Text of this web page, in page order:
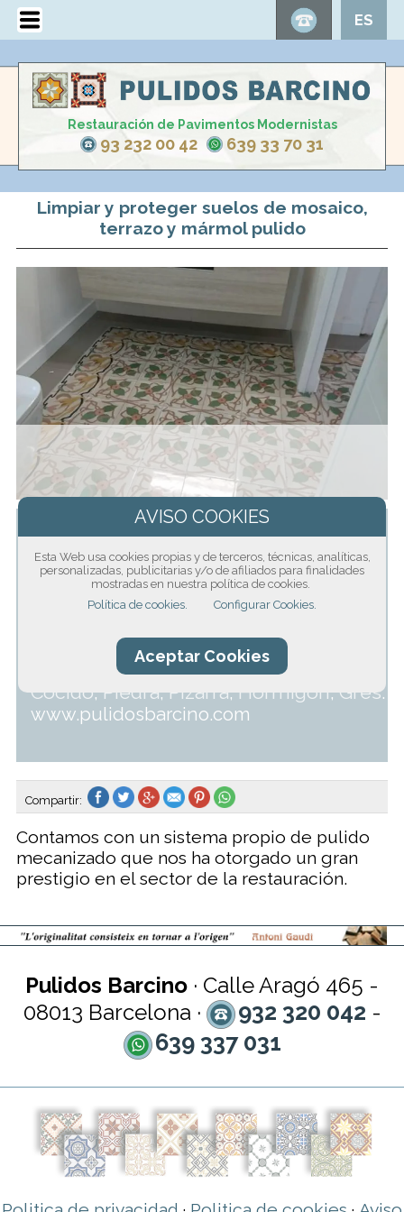
ES
Restauración de Pavimentos Modernistas
93 232 00 42 639 33 70 31
Limpiar y proteger suelos de mosaico,
terrazo y mármol pulido
Pulido y restauración de todo tipo de
superficies, antiguas y nuevas. Somos
especialistas en elpulido, limpieza y
tratamiento de suelos de mosaico
Mármol,Terrazo,
Terracota
Cocido,Piedra,Pizarra,Hormigón,Gres.
www.pulidosbarcino.com
Compartir:
Contamos con un sistema propio de pulido
mecanizado que nos ha otorgado un gran
prestigio en el sector de la restauración.
Pulidos Barcino · Calle Aragó 465 -
08013 Barcelona ·
932 320 042 -
639 337 031
Esta Web usa cookies propias y de terceros, técnicas, analíticas,
personalizadas, publicitarias y/o de afiliados para finalidades
mostradas en nuestra política de cookies.
Política de cookies.
Configurar Cookies.
Aceptar Cookies